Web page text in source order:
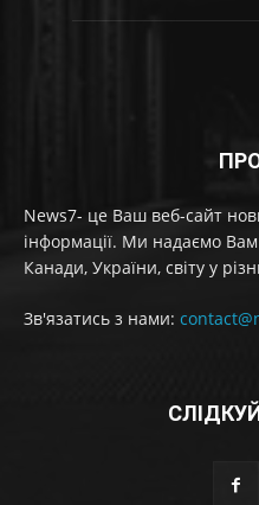
News7- це Ваш веб-сайт
інформації. Ми надаємо
Канади, України, світу у
Зв'язатись з нами: